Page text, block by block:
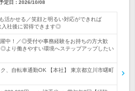
定日： 2026/10/08
活かせる／笑顔と明るい対応ができれば
入社後に習得できます◎
中！／◎受付や事務経験をお持ちの方大歓
より働きやすい環境へステップアップしたい
、自転車通勤OK 【本社】 東京都立川市曙町